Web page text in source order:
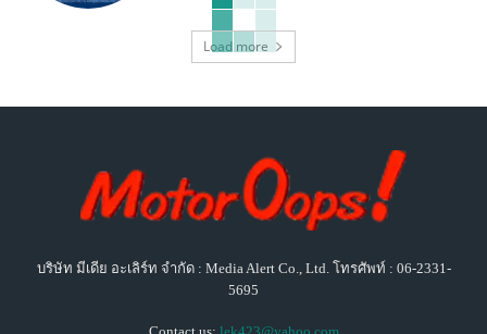
Load more
บริษัท มีเดีย อะเลิร์ท จำกัด : Media Alert Co., Ltd. โทรศัพท์ : 06-2331-
5695